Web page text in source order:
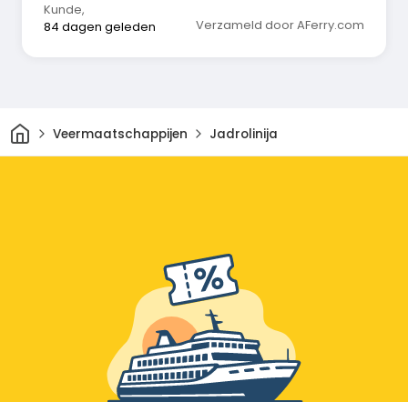
Kunde,
84 dagen geleden
Verzameld door AFerry.com
ThuisVeermaatschappijen Jadrolinija